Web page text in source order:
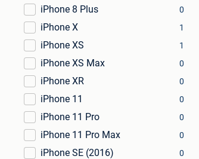
iPhone 8 Plus 0
iPhone X 1
iPhone XS 1
iPhone XS Max 0
iPhone XR 0
iPhone 11 0
iPhone 11 Pro 0
iPhone 11 Pro Max 0
iPhone SE (2016) 0